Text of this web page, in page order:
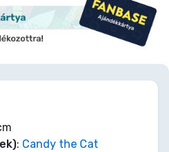
: Candy the Cat